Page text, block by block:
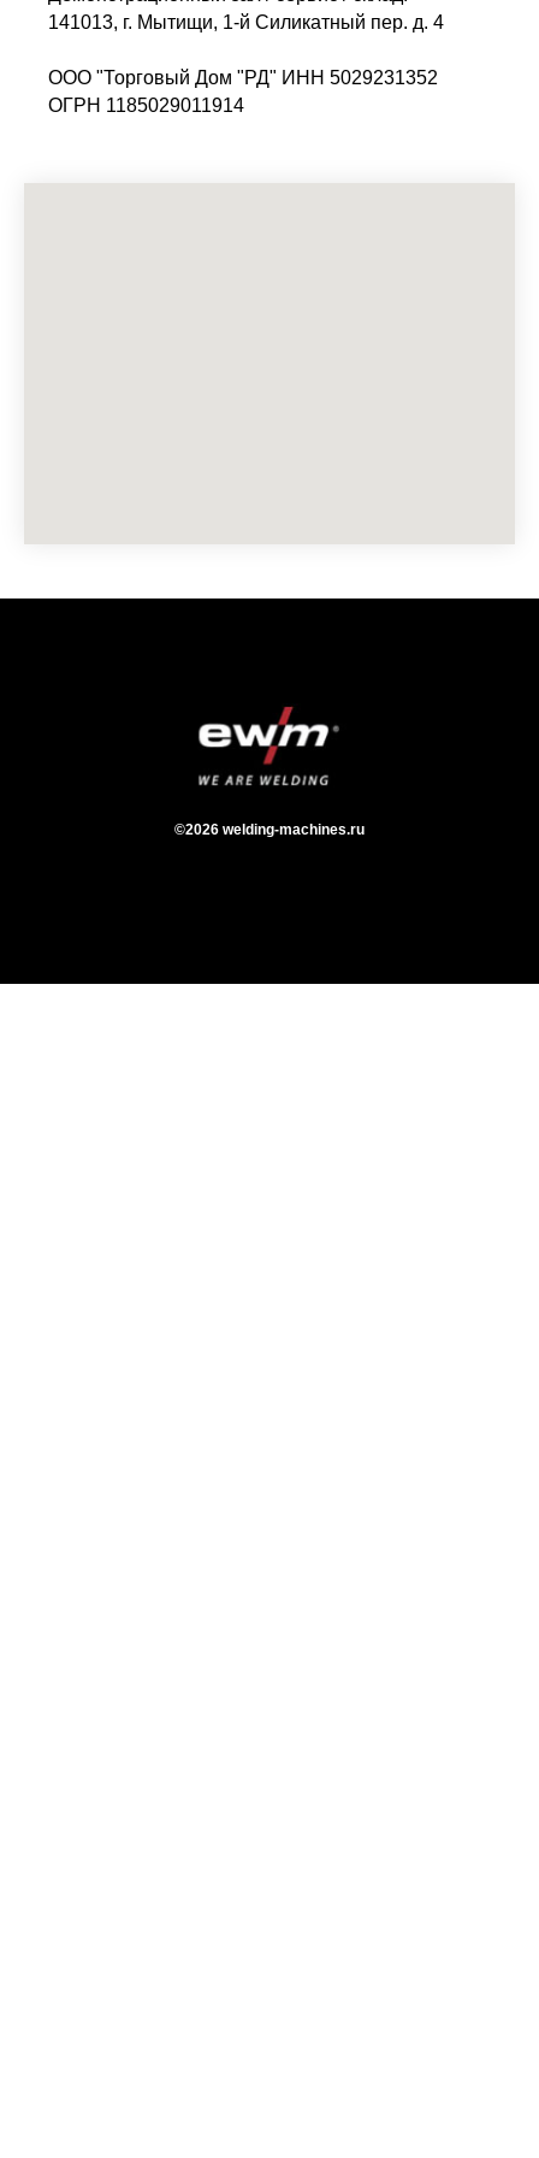
141013, г. Мытищи, 1-й Силикатный пер. д. 4
ООО "Торговый Дом "РД" ИНН 5029231352
ОГРН 1185029011914
©2026 welding-machines.ru